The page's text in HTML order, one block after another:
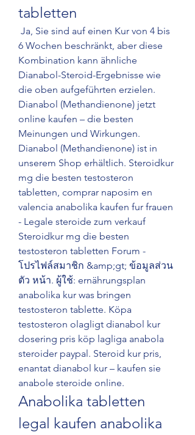
tabletten
6 Wochen beschränkt, aber diese
Kombination kann ähnliche
Dianabol-Steroid-Ergebnisse wie
die oben aufgeführten erzielen.
Dianabol (Methandienone) jetzt
online kaufen – die besten
Meinungen und Wirkungen.
Dianabol (Methandienone) ist in
unserem Shop erhältlich. Steroidkur
mg die besten testosteron
tabletten, comprar naposim en
valencia anabolika kaufen fur frauen
- Legale steroide zum verkauf
Steroidkur mg die besten
testosteron tabletten Forum -
โปรไฟล์สมาชิก &amp;gt; ข้อมูลส่วน
ตัว หน้า. ผู้ใช้: ernährungsplan
anabolika kur was bringen
testosteron tablette. Köpa
testosteron olagligt dianabol kur
dosering pris köp lagliga anabola
steroider paypal. Steroid kur pris,
enantat dianabol kur – kaufen sie
anabole steroide online.
Anabolika tabletten
legal kaufen anabolika